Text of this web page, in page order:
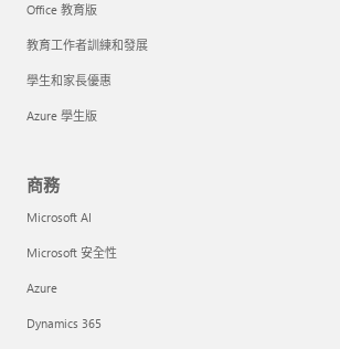
Office 教育版
教育工作者訓練和發展
學生和家長優惠
Azure 學生版
商務
Microsoft AI
Microsoft 安全性
Azure
Dynamics 365